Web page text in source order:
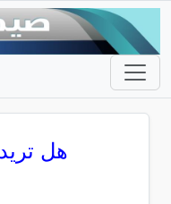
هل